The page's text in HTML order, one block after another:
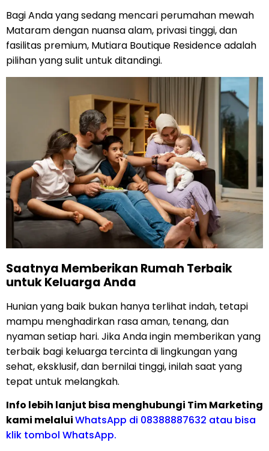
Bagi Anda yang sedang mencari perumahan mewah
Mataram dengan nuansa alam, privasi tinggi, dan
fasilitas premium, Mutiara Boutique Residence adalah
pilihan yang sulit untuk ditandingi.
Saatnya Memberikan Rumah Terbaik
untuk Keluarga Anda
Hunian yang baik bukan hanya terlihat indah, tetapi
mampu menghadirkan rasa aman, tenang, dan
nyaman setiap hari. Jika Anda ingin memberikan yang
terbaik bagi keluarga tercinta di lingkungan yang
sehat, eksklusif, dan bernilai tinggi, inilah saat yang
tepat untuk melangkah.
Info lebih lanjut bisa menghubungi Tim Marketing
kami melaluiWhatsApp di 08388887632 atau bisa
klik tombol WhatsApp.